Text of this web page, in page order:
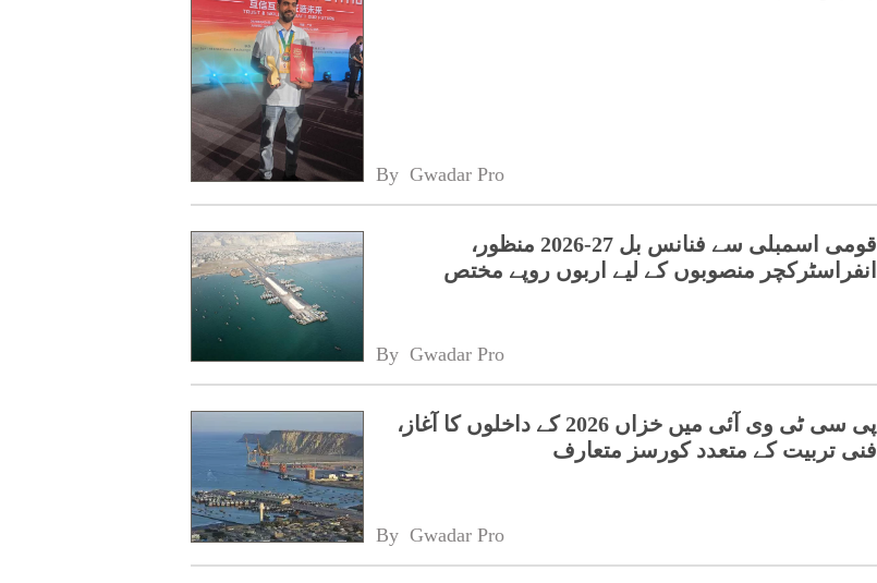
By Gwadar Pro
قومی اسمبلی سے فنانس بل 27-2026 منظور،
انفراسٹرکچر منصوبوں کے لیے اربوں روپے مختص
By Gwadar Pro
پی سی ٹی وی آئی میں خزاں 2026 کے داخلوں کا آغاز،
فنی تربیت کے متعدد کورسز متعارف
By Gwadar Pro